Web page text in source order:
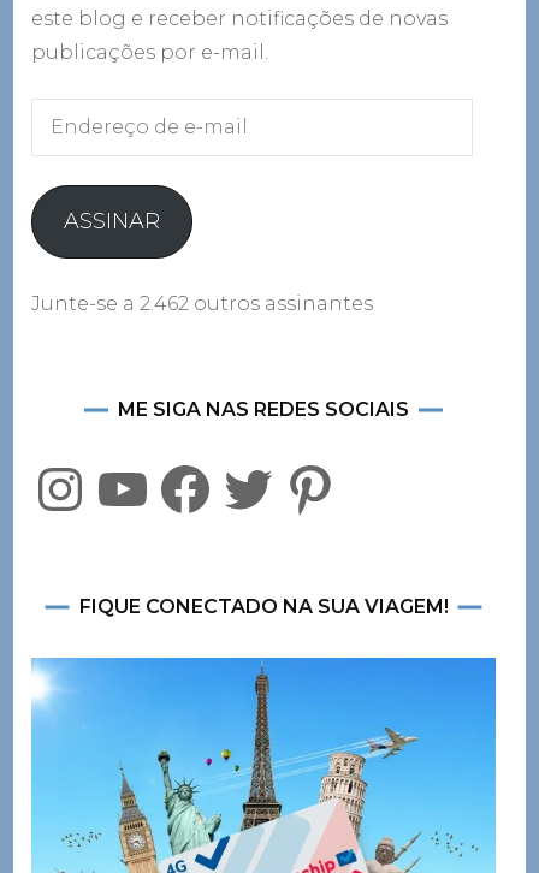
este blog e receber notificações de novas
publicações por e-mail.
Endereço
mailASSINAR
Junte-se a 2.462 outros assinantes
ME SIGA NAS REDES SOCIAIS
InstagramYouTubeFacebookTwitter Pinterest
FIQUE CONECTADO NA SUA VIAGEM!